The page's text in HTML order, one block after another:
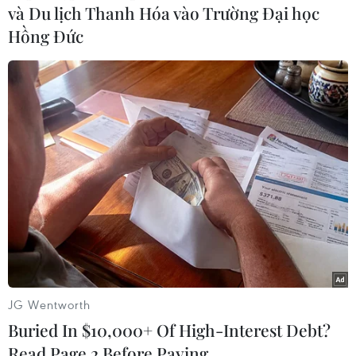
#Brexit #Liên minh châu Âu
#Brexit không thỏa thuận
#Boris Johnson
Anh
Theo dõi VietnamPlus
TIN LIÊN QUAN
và Du lịch Thanh Hóa vào Trường Đại học
Hồng Đức
JG Wentworth
Buried In $10,000+ Of High-Interest Debt?